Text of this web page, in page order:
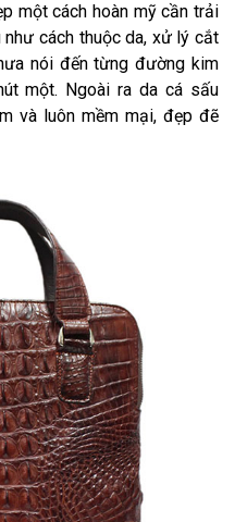
một cách hoàn mỹ cần trải
như cách thuộc da, xử lý cắt
nói đến từng đường kim
một. Ngoài ra da cá sấu
và luôn mềm mại, đẹp đẽ